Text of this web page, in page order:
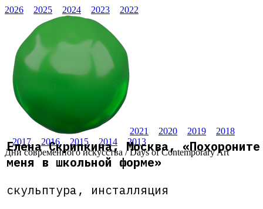
2026 2025 2024 2023 2022
2021 2020 2019
2018
2017
2016 2015 2014
2013
Дни современного искусства / Days of Contemporary Art
Елена Скрипкина, Москва, «Похороните
меня в школьной форме»
скульптура, инсталляция